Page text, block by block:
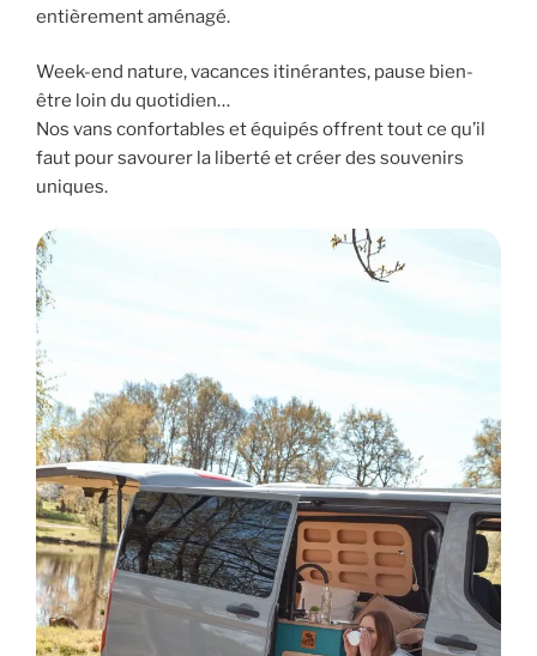
entièrement aménagé.
Week-end nature, vacances itinérantes, pause bien-
être loin du quotidien…
Nos vans confortables et équipés offrent tout ce qu’il
faut pour savourer la liberté et créer des souvenirs
uniques.